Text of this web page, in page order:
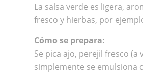
La salsa verde es ligera,
fresco y hierbas, por
Cómo se prepara:
Se pica ajo, perejil fresco
simplemente se emulsiona